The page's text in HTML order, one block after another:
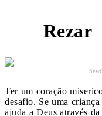
Rezar
Ter um coração
desafio. Se uma
ajuda a Deus através